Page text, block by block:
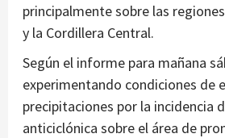
principalmente sobre las
y la Cordillera Central.
Según el informe para mañana
experimentando condiciones de
precipitaciones por la incidencia
anticiclónica sobre el área de